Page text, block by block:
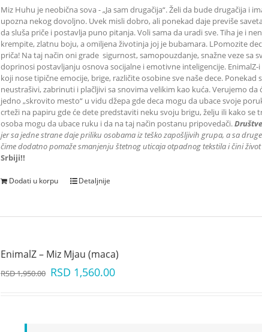
Miz Huhu je neobična sova - „Ja sam drugačija“. Želi da bude drugačija
upozna nekog dovoljno. Uvek misli dobro, ali ponekad daje previše
da sluša priče i postavlja puno pitanja. Voli sama da uradi sve. Tiha je i
krempite, zlatnu boju, a omiljena životinja joj je bubamara. LPomozite
priča! Na taj način oni grade sigurnost, samopouzdanje, snažne veze
doprinosi postavljanju osnova socijalne i emotivne inteligencije.
koji nose tipične emocije, brige, različite osobine sve naše dece.
neustrašivi, zabrinuti i plačljivi sa snovima velikim kao kuća. Verujemo
jedno „skrovito mesto“ u vidu džepa gde deca mogu da ubace svoje
crteži na papiru gde će dete predstaviti neku svoju brigu, želju ili kako se
osoba mogu da ubace ruku i da na taj način postanu pripovedači.
jer sa jedne strane daje priliku osobama iz teško zapošljivih grupa, a sa
čime dodatno pomaže smanjenju štetnog uticaja otpadnog tekstila i čini
Srbiji!!
Dodati u korpu Detaljnije
EnimalZ – Miz Mjau (maca)
RSD1,950.00 RSD 1,560.00